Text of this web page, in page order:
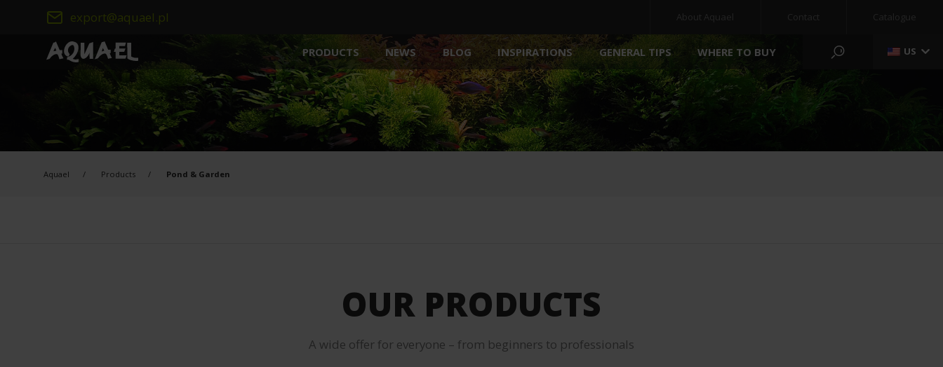
export@aquael.pl About Aquael Contact Catalogue
PRODUCTS
SMART AQUARIUMAQUARISTICS
SMART AQUARIUM
NEW
HEATERS
AQUARIUMS
TREATMENTS
ACTI FOOD
FILTER MEDIA
POND & GARDEN
NEW
STERILIZERS
ACCESSORIES
NEWS BLOG INSPIRATIONS GENERAL TIPS WHERE TO BUY US
Aquael Products Pond & Garden
OUR PRODUCTS
A wide offer for everyone – from beginners to professionals